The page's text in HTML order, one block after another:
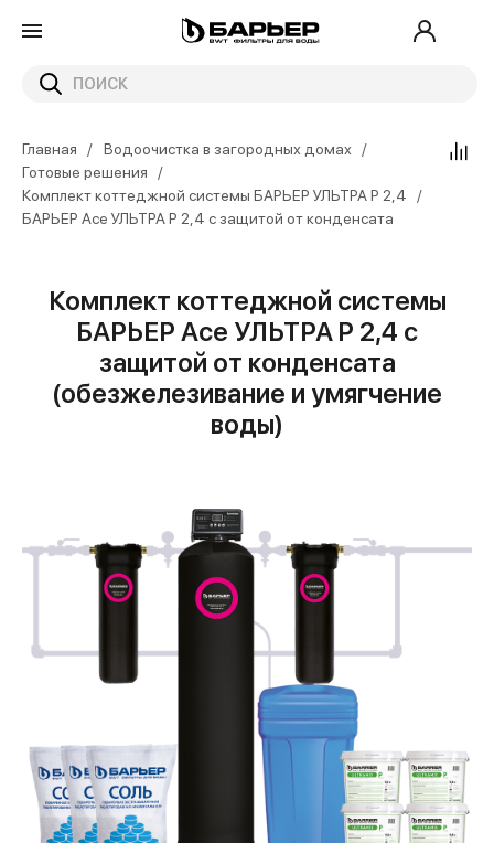
Главная
Водоочистка в загородных домах
Готовые решения
Комплект коттеджной системы БАРЬЕР УЛЬТРА P 2,4
БАРЬЕР Ace УЛЬТРА P 2,4 с защитой от конденсата
Комплект коттеджной системы
БАРЬЕР Ace УЛЬТРА P 2,4 с
защитой от конденсата
(обезжелезивание и умягчение
воды)